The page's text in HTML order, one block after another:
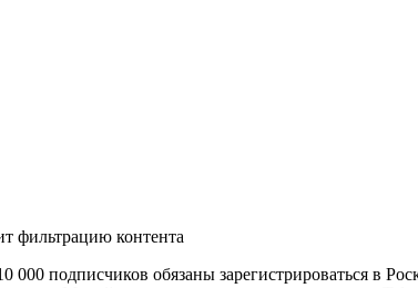
фильтрацию контента
000 подписчиков обязаны зарегистрироваться в